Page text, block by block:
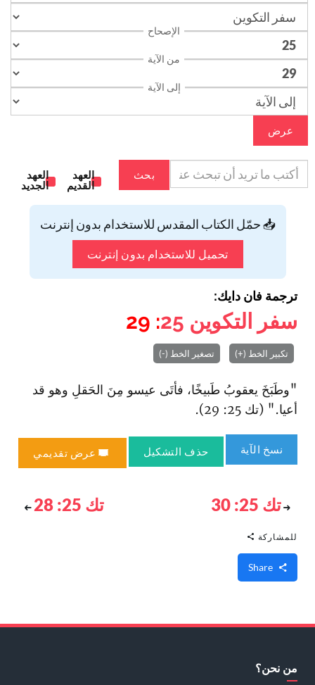
الإصحاح
من الآية
إلى الآية
عرض
بحث
العهد
القديم
العهد
الجديد
📥 حمّل الكتاب المقدس للاستخدام بدون إنترنت
تحميل للاستخدام بدون إنترنت
ترجمة فان دايك:
سفر التكوين 25
: 29
تكبير الخط (+) تصغير الخط (-)
"وطَبَخَ يعقوبُ طَبيخًا، فأتَى عيسو مِنَ الحَقلِ وهو قد
أعيا." (تك 25: 29).
نسخ الآية حذف التشكيل عرض تقديمي
تك 25: 30 تك 25: 28
للمشاركة
من نحن؟